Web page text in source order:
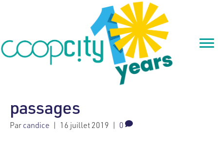
passages
Parcandice | 16 juillet 2019 | 0